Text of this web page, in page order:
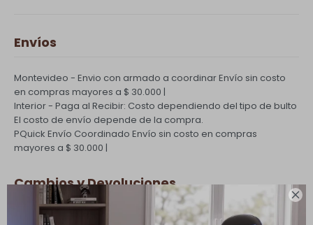

Envíos
Montevideo - Envio con armado a coordinarEnvío sin costo
en compras mayores a $ 30.000 |
Interior - Paga al Recibir: Costo dependiendo del tipo de bulto
El costo de envío depende de la compra.
PQuick Envío Coordinado Envío sin costo en compras
mayores a $ 30.000 |
Cambios y Devoluciones
Todas las compras realizadas tienen un plazo de 5 días para